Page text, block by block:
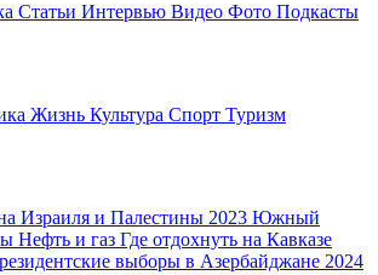
Статьи Интервью Видео Фото Подкасты
Жизнь Культура Спорт Туризм
Израиля и Палестины 2023 Южный
Нефть и газ Где отдохнуть на Кавказе
выборы в Азербайджане 2024